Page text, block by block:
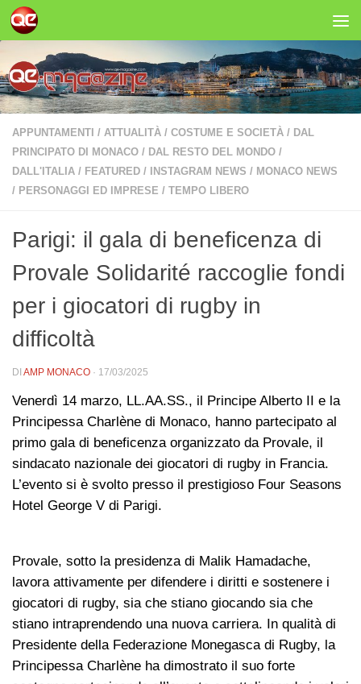
Salta al contenuto
APPUNTAMENTI / ATTUALITÀ / COSTUME E SOCIETÀ / DAL
PRINCIPATO DI MONACO / DAL RESTO DEL MONDO /
DALL'ITALIA / FEATURED / INSTAGRAM NEWS / MONACO NEWS
/ PERSONAGGI ED IMPRESE / TEMPO LIBERO
Parigi: il gala di beneficenza di
Provale Solidarité raccoglie fondi
per i giocatori di rugby in
difficoltà
DI AMP MONACO · 17/03/2025
Venerdì 14 marzo, LL.AA.SS., il Principe Alberto II e la
Principessa Charlène di Monaco, hanno partecipato al
primo gala di beneficenza organizzato da Provale, il
sindacato nazionale dei giocatori di rugby in Francia.
L’evento si è svolto presso il prestigioso Four Seasons
Hotel George V di Parigi.
Provale, sotto la presidenza di Malik Hamadache,
lavora attivamente per difendere i diritti e sostenere i
giocatori di rugby, sia che stiano giocando sia che
stiano intraprendendo una nuova carriera. In qualità di
Presidente della Federazione Monegasca di Rugby, la
Principessa Charlène ha dimostrato il suo forte